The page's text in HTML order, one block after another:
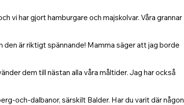
vi har gjort hamburgare och majskolvar. Våra grannar
är riktigt spännande! Mamma säger att jag borde
dem till nästan alla våra måltider. Jag har också
och-dalbanor, särskilt Balder. Har du varit där någon